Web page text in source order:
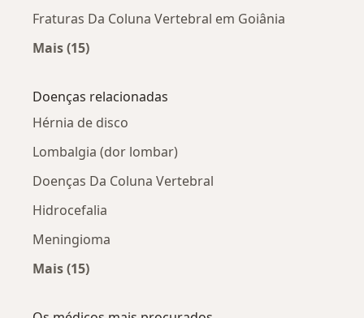
Fraturas Da Coluna Vertebral em Goiânia
Mais (15)
Doenças relacionadas
Hérnia de disco
Lombalgia (dor lombar)
Doenças Da Coluna Vertebral
Hidrocefalia
Meningioma
Mais (15)